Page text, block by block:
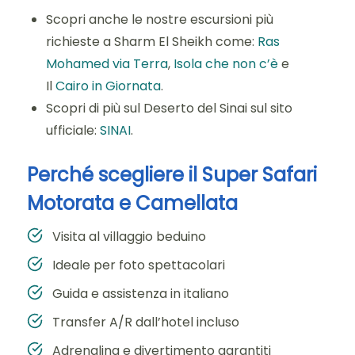
Scopri anche le nostre escursioni più
richieste a Sharm El Sheikh come: Ras
Mohamed via Terra, Isola che non c’èe
IlCairo in Giornata.
Scopri di più sul Deserto del Sinai sul sito
ufficiale: SINAI.
Perché scegliere il Super Safari
Motorata e Camellata
Visita al villaggio beduino
Ideale per foto spettacolari
Guida e assistenza in italiano
Transfer A/R dall’hotel incluso
Adrenalina e divertimento garantiti